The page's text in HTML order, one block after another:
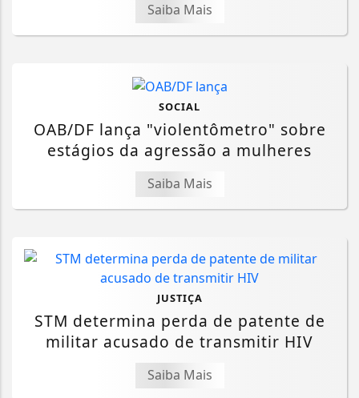
Saiba Mais
SOCIAL
OAB/DF lança "violentômetro" sobre
estágios da agressão a mulheres
Saiba Mais
JUSTIÇA
STM determina perda de patente de
militar acusado de transmitir HIV
Saiba Mais